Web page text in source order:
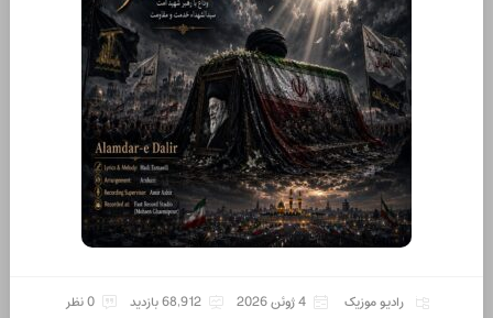
رادیو موزیک 4 ژوئن 2026 68,912 بازدید 0 نظر